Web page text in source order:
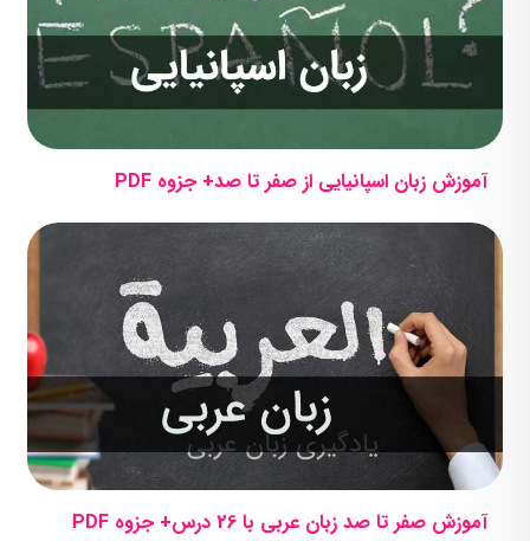
آموزش زبان اسپانیایی از صفر تا صد+ جزوه PDF
آموزش صفر تا صد زبان عربی با 26 درس+ جزوه PDF